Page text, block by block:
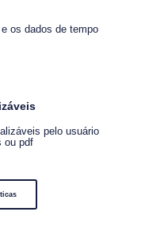
os dados de tempo
pelo usuário
ou pdf